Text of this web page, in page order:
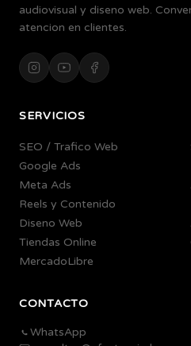
audiovisual y diseno web.
atencion en clientes.
SERVICIOS
SEO / Trafico Web
Google Ads
Meta Ads
Reels y Contenido
Diseno Web
Tiendas Online
MercadoLibre
CONTACTO
WhatsApp